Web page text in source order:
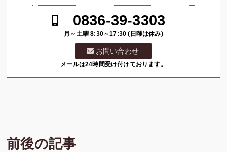
0836-39-3303
月～土曜 8:30～17:30 (日曜は休み)
お問い合わせ
メールは24時間受け付けております。
前後の記事